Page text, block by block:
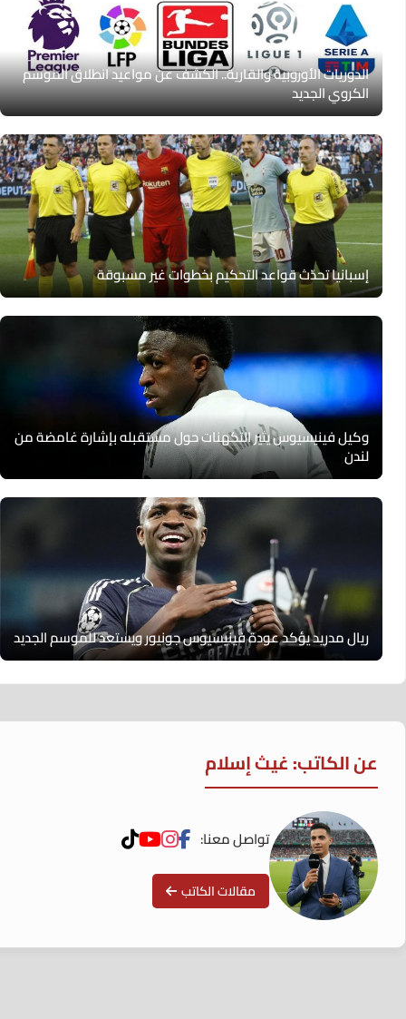
الدوريات الأوروبية والقارية.. الكشف عن مواعيد انطلاق الموسم
الكروي الجديد
إسبانيا تحدّث قواعد التحكيم بخطوات غير مسبوقة
وكيل فينيسيوس يثير التكهنات حول مستقبله بإشارة غامضة من
لندن
ريال مدريد يؤكد عودة فينيسيوس جونيور ويستعد للموسم الجديد
عن الكاتب: غيث إسلام
تواصل معنا:
مقالات الكاتب